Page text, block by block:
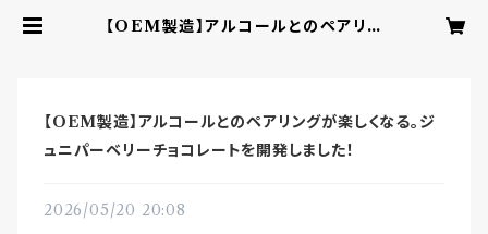
【OEM製造】アルコールとのペアリン
【OEM製造】アルコールとのペアリングが楽しくなる。ジ
ュニパーベリーチョコレートを開発しました！
2026/05/20 20:08